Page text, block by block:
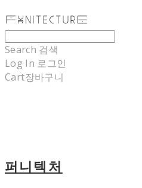
Search 검색
Log In 로그인
Cart장바구니
퍼니텍처